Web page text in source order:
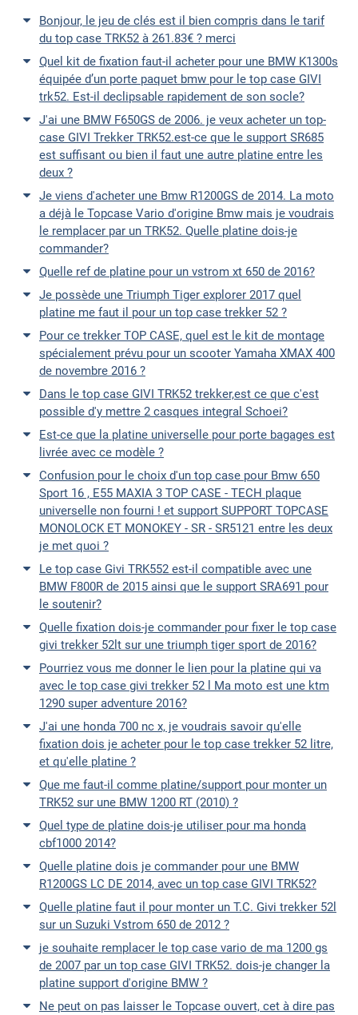
Bonjour, le jeu de clés est il bien compris dans le tarif
du top case TRK52 à 261.83€ ? merci
Quel kit de fixation faut-il acheter pour une BMW K1300s
équipée d’un porte paquet bmw pour le top case GIVI
trk52. Est-il declipsable rapidement de son socle?
J'ai une BMW F650GS de 2006. je veux acheter un top-
case GIVI Trekker TRK52.est-ce que le support SR685
est suffisant ou bien il faut une autre platine entre les
deux ?
Je viens d'acheter une Bmw R1200GS de 2014. La moto
a déjà le Topcase Vario d'origine Bmw mais je voudrais
le remplacer par un TRK52. Quelle platine dois-je
commander?
Quelle ref de platine pour un vstrom xt 650 de 2016?
Je possède une Triumph Tiger explorer 2017 quel
platine me faut il pour un top case trekker 52 ?
Pour ce trekker TOP CASE, quel est le kit de montage
spécialement prévu pour un scooter Yamaha XMAX 400
de novembre 2016 ?
Dans le top case GIVI TRK52 trekker,est ce que c'est
possible d'y mettre 2 casques integral Schoei?
Est-ce que la platine universelle pour porte bagages est
livrée avec ce modèle ?
Confusion pour le choix d'un top case pour Bmw 650
Sport 16 , E55 MAXIA 3 TOP CASE - TECH plaque
universelle non fourni ! et support SUPPORT TOPCASE
MONOLOCK ET MONOKEY - SR - SR5121 entre les deux
je met quoi ?
Le top case Givi TRK552 est-il compatible avec une
BMW F800R de 2015 ainsi que le support SRA691 pour
le soutenir?
Quelle fixation dois-je commander pour fixer le top case
givi trekker 52lt sur une triumph tiger sport de 2016?
Pourriez vous me donner le lien pour la platine qui va
avec le top case givi trekker 52 l Ma moto est une ktm
1290 super adventure 2016?
J'ai une honda 700 nc x, je voudrais savoir qu'elle
fixation dois je acheter pour le top case trekker 52 litre,
et qu'elle platine ?
Que me faut-il comme platine/support pour monter un
TRK52 sur une BMW 1200 RT (2010) ?
Quel type de platine dois-je utiliser pour ma honda
cbf1000 2014?
Quelle platine dois je commander pour une BMW
R1200GS LC DE 2014, avec un top case GIVI TRK52?
Quelle platine faut il pour monter un T.C. Givi trekker 52l
sur un Suzuki Vstrom 650 de 2012 ?
je souhaite remplacer le top case vario de ma 1200 gs
de 2007 par un top case GIVI TRK52. dois-je changer la
platine support d'origine BMW ?
Ne peut on pas laisser le Topcase ouvert, cet à dire pas